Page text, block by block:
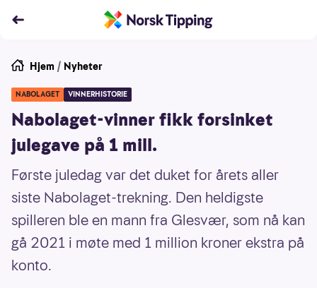
Hjem / Nyheter
NABOLAGET VINNERHISTORIE
Nabolaget-vinner fikk forsinket
julegave på 1 mill.
Første juledag var det duket for årets aller
siste Nabolaget-trekning. Den heldigste
spilleren ble en mann fra Glesvær, som nå kan
gå 2021 i møte med 1 million kroner ekstra på
konto.